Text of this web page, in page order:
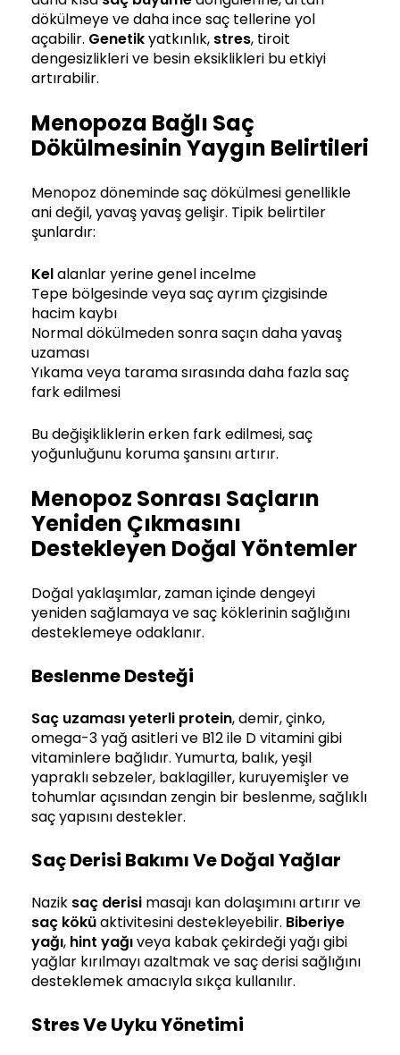
dökülmeye ve daha ince saç tellerine yol
açabilir. Genetikyatkınlık, stres, tiroit
dengesizlikleri ve besin eksiklikleri bu etkiyi
artırabilir.
Menopoza Bağlı Saç
Dökülmesinin Yaygın Belirtileri
Menopoz döneminde saç dökülmesi genellikle
ani değil, yavaş yavaş gelişir. Tipik belirtiler
şunlardır:
Kelalanlar yerine genel incelme
Tepe bölgesinde veya saç ayrım çizgisinde
hacim kaybı
Normal dökülmeden sonra saçın daha yavaş
uzaması
Yıkama veya tarama sırasında daha fazla saç
fark edilmesi
Bu değişikliklerin erken fark edilmesi, saç
yoğunluğunu koruma şansını artırır.
Menopoz Sonrası Saçların
Yeniden Çıkmasını
Destekleyen Doğal Yöntemler
Doğal yaklaşımlar, zaman içinde dengeyi
yeniden sağlamaya ve saç köklerinin sağlığını
desteklemeye odaklanır.
Beslenme Desteği
Saç uzamasıyeterli protein, demir, çinko,
omega-3 yağ asitleri ve B12 ile D vitamini gibi
vitaminlere bağlıdır. Yumurta, balık, yeşil
yapraklı sebzeler, baklagiller, kuruyemişler ve
tohumlar açısından zengin bir beslenme, sağlıklı
saç yapısını destekler.
Saç Derisi Bakımı Ve Doğal Yağlar
Nazik saç derisi masajı kan dolaşımını artırır ve
saç köküaktivitesini destekleyebilir. Biberiye
yağı, hint yağıveya kabak çekirdeği yağı gibi
yağlar kırılmayı azaltmak ve saç derisi sağlığını
desteklemek amacıyla sıkça kullanılır.
Stres Ve Uyku Yönetimi